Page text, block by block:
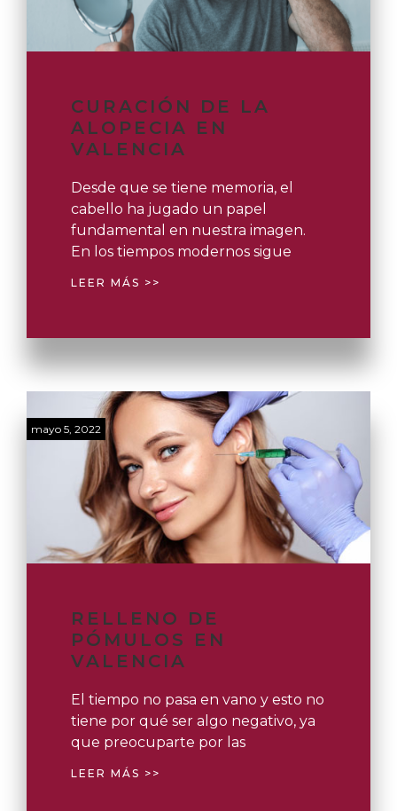
CURACIÓN DE LA
ALOPECIA EN
VALENCIA
Desde que se tiene memoria, el
cabello ha jugado un papel
fundamental en nuestra imagen.
En los tiempos modernos sigue
LEER MÁS >>
RELLENO DE
PÓMULOS EN
VALENCIA
mayo 5, 2022
El tiempo no pasa en vano y esto no
tiene por qué ser algo negativo, ya
que preocuparte por las
LEER MÁS >>